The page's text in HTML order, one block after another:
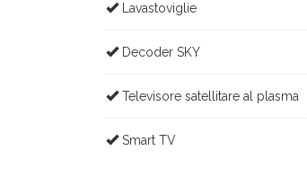
Lavastoviglie
Decoder SKY
Televisore satellitare al plasma
Smart TV